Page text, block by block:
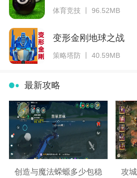
体育竞技 丨 96.52MB
变形金刚地球之战
策略塔防 丨 40.59MB
最新攻略
创造与魔法蝾螈多少包稳 攻